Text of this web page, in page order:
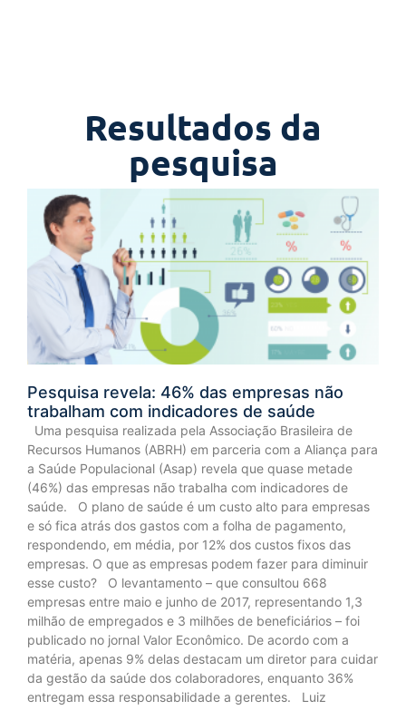
Resultados da
pesquisa
Pesquisa revela: 46% das empresas não
trabalham com indicadores de saúde
Uma pesquisa realizada pela Associação Brasileira de
Recursos Humanos (ABRH) em parceria com a Aliança para
a Saúde Populacional (Asap) revela que quase metade
(46%) das empresas não trabalha com indicadores de
saúde. O plano de saúde é um custo alto para empresas
e só fica atrás dos gastos com a folha de pagamento,
respondendo, em média, por 12% dos custos fixos das
empresas. O que as empresas podem fazer para diminuir
esse custo? O levantamento – que consultou 668
empresas entre maio e junho de 2017, representando 1,3
milhão de empregados e 3 milhões de beneficiários – foi
publicado no jornal Valor Econômico. De acordo com a
matéria, apenas 9% delas destacam um diretor para cuidar
da gestão da saúde dos colaboradores, enquanto 36%
entregam essa responsabilidade a gerentes. Luiz